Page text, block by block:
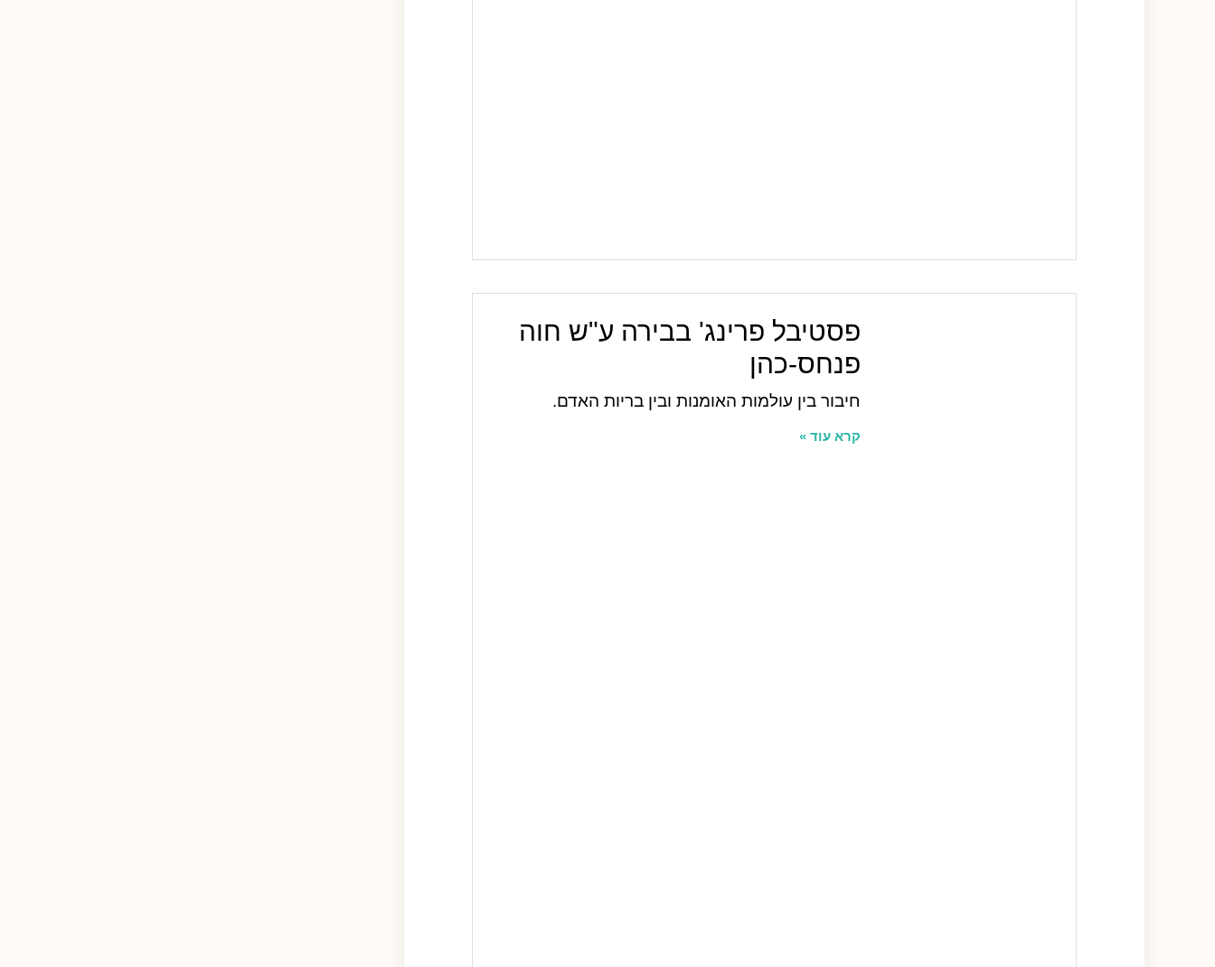
פסטיבל פרינג' בבירה ע"ש חוה
פנחס-כהן
חיבור בין עולמות האומנות ובין בריות האדם.
קרא עוד »